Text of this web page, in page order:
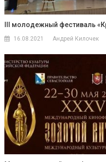
III молодежный фестиваль
16.08.2021 Андрей Килочек